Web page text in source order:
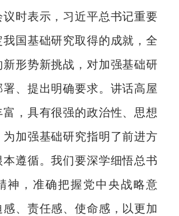
时表示，习近平总书记重要
国基础研究取得的成就，全
形势新挑战，对加强基础研
、提出明确要求。讲话高屋
，具有很强的政治性、思想
加强基础研究指明了前进方
遵循。我们要深学细悟总书
神，准确把握党中央战略意
感、责任感、使命感，以更加